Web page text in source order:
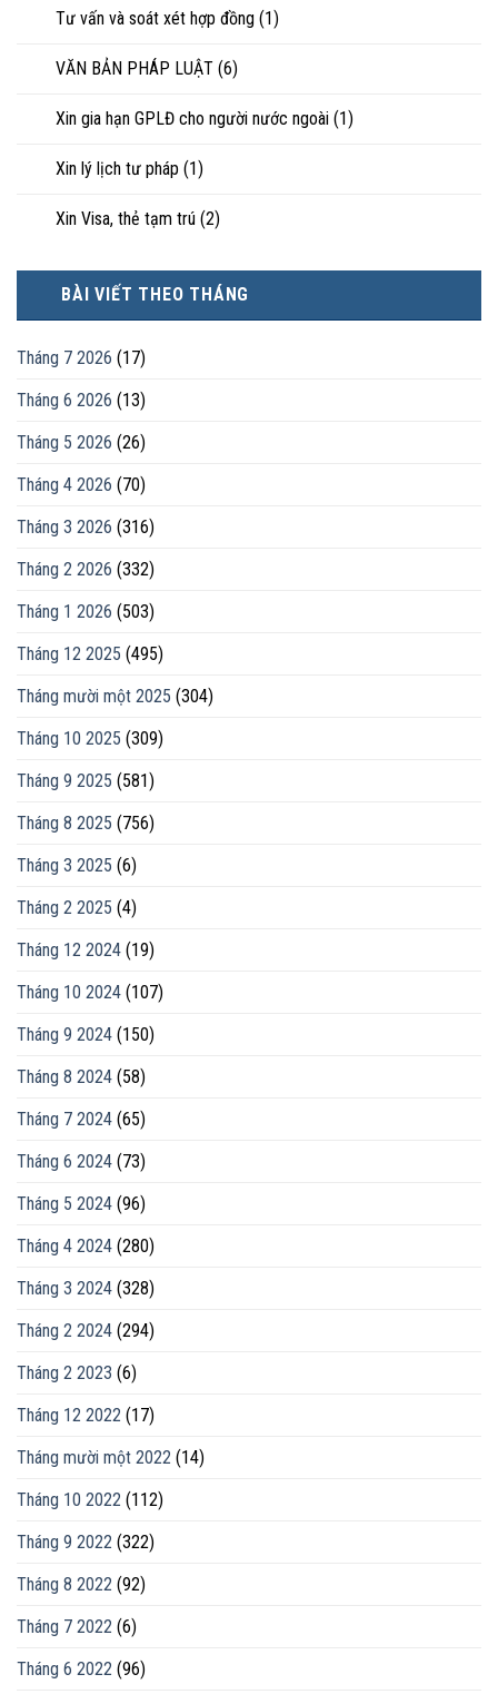
Tư vấn và soát xét hợp đồng (1)
VĂN BẢN PHÁP LUẬT (6)
Xin gia hạn GPLĐ cho người nước ngoài (1)
Xin lý lịch tư pháp (1)
Xin Visa, thẻ tạm trú (2)
BÀI VIẾT THEO THÁNG
Tháng 7 2026 (17)
Tháng 6 2026 (13)
Tháng 5 2026 (26)
Tháng 4 2026 (70)
Tháng 3 2026 (316)
Tháng 2 2026 (332)
Tháng 1 2026 (503)
Tháng 12 2025 (495)
Tháng mười một 2025 (304)
Tháng 10 2025 (309)
Tháng 9 2025 (581)
Tháng 8 2025 (756)
Tháng 3 2025 (6)
Tháng 2 2025 (4)
Tháng 12 2024 (19)
Tháng 10 2024 (107)
Tháng 9 2024 (150)
Tháng 8 2024 (58)
Tháng 7 2024 (65)
Tháng 6 2024 (73)
Tháng 5 2024 (96)
Tháng 4 2024 (280)
Tháng 3 2024 (328)
Tháng 2 2024 (294)
Tháng 2 2023 (6)
Tháng 12 2022 (17)
Tháng mười một 2022 (14)
Tháng 10 2022 (112)
Tháng 9 2022 (322)
Tháng 8 2022 (92)
Tháng 7 2022 (6)
Tháng 6 2022 (96)